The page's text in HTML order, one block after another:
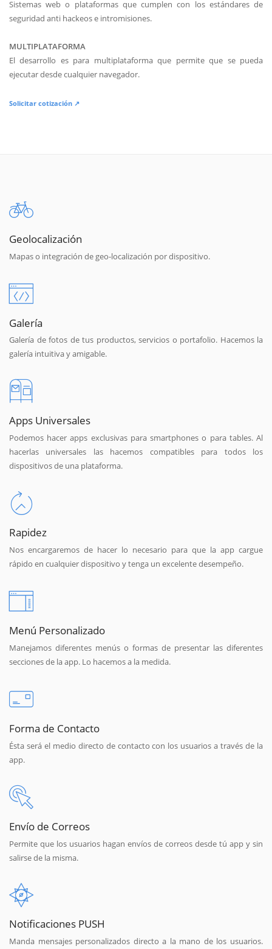
Sistemas web o plataformas que cumplen con los estándares de
seguridad anti hackeos e intromisiones.
MULTIPLATAFORMA
El desarrollo es para multiplataforma que permite que se pueda
ejecutar desde cualquier navegador.
Solicitar cotización ↗
Geolocalización
Mapas o integración de geo-localización por dispositivo.
Galería
Galería de fotos de tus productos, servicios o portafolio. Hacemos la
galería intuitiva y amigable.
Apps Universales
Podemos hacer apps exclusivas para smartphones o para tables. Al
hacerlas universales las hacemos compatibles para todos los
dispositivos de una plataforma.
Rapidez
Nos encargaremos de hacer lo necesario para que la app cargue
rápido en cualquier dispositivo y tenga un excelente desempeño.
Menú Personalizado
Manejamos diferentes menús o formas de presentar las diferentes
secciones de la app. Lo hacemos a la medida.
Forma de Contacto
Ésta será el medio directo de contacto con los usuarios a través de la
app.
Envío de Correos
Permite que los usuarios hagan envíos de correos desde tú app y sin
salirse de la misma.
Notificaciones PUSH
Manda mensajes personalizados directo a la mano de los usuarios.